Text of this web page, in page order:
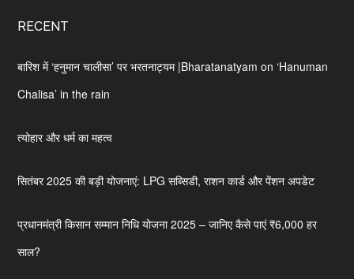
RECENT
बारिश में ‘हनुमान चालीसा’ पर भरतनाट्यम |Bharatanatyam on ‘Hanuman
Chalisa’ in the rain
त्योहार और धर्म का महत्व
सितंबर 2025 की बड़ी योजनाएं: LPG सब्सिडी, राशन कार्ड और पेंशन अपडेट
प्रधानमंत्री किसान सम्मान निधि योजना 2025 – जानिए कैसे पाएं ₹6,000 हर
साल?